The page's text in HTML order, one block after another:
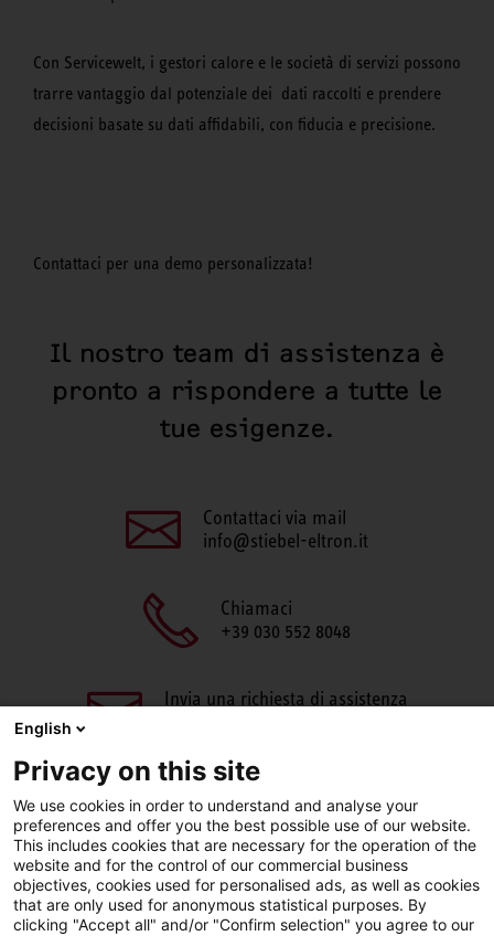
Con Servicewelt, i gestori calore e le società di servizi possono
trarre vantaggio dal potenziale dei dati raccolti e prendere
decisioni basate su dati affidabili, con fiducia e precisione.
Contattaci per una demo personalizzata!
Il nostro team di assistenza è
pronto a rispondere a tutte le
tue esigenze.
Contattaci via mail
info@stiebel-eltron.it
Chiamaci
+39 030 552 8048
Invia una richiesta di assistenza
Facebook LinkedIn Instagram
English
Privacy on this site
We use cookies in order to understand and analyse your
preferences and offer you the best possible use of our website.
This includes cookies that are necessary for the operation of the
website and for the control of our commercial business
objectives, cookies used for personalised ads, as well as cookies
that are only used for anonymous statistical purposes. By
clicking "Accept all" and/or "Confirm selection" you agree to our